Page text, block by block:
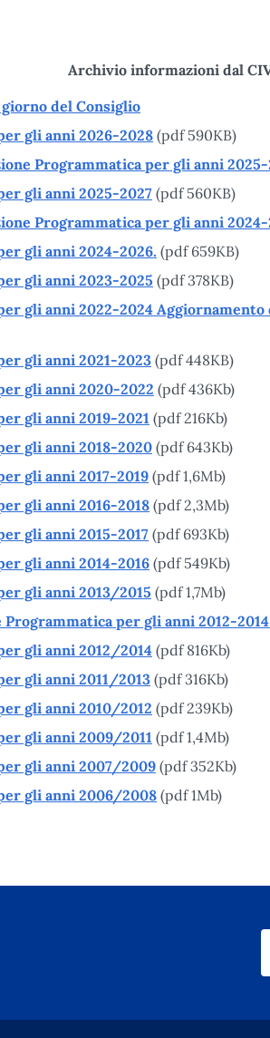
Archivio informazioni dal
del Consiglio
gli anni 2026-2028 (pdf 590KB)
Programmatica per gli anni 2025-
gli anni 2025-2027(pdf 560KB)
Programmatica per gli anni
gli anni 2024-2026. (pdf 659KB)
gli anni 2023-2025 (pdf 378KB)
gli anni 2022-2024
gli anni 2021-2023 (pdf 448KB)
gli anni 2020-2022 (pdf 436Kb)
gli anni 2019-2021 (pdf 216Kb)
gli anni 2018-2020(pdf 643Kb)
gli anni 2017-2019 (pdf 1,6Mb)
gli anni 2016-2018 (pdf 2,3Mb)
gli anni 2015-2017 (pdf 693Kb)
gli anni 2014-2016 (pdf 549Kb)
gli anni 2013/2015 (pdf 1,7Mb)
per gli anni 2012-2014
gli anni 2012/2014(pdf 816Kb)
gli anni 2011/2013 (pdf 316Kb)
gli anni 2010/2012 (pdf 239Kb)
gli anni 2009/2011 (pdf 1,4Mb)
gli anni 2007/2009 (pdf 352Kb)
gli anni 2006/2008(pdf 1Mb)